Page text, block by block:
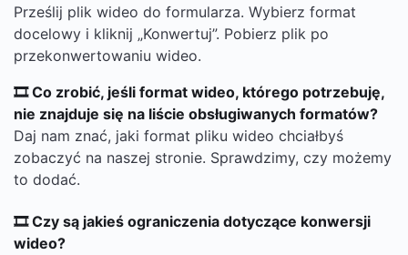
Prześlij plik wideo do formularza. Wybierz format
docelowy i kliknij „Konwertuj”. Pobierz plik po
przekonwertowaniu wideo.
🎞 Co zrobić, jeśli format wideo, którego potrzebuję,
nie znajduje się na liście obsługiwanych formatów?
Daj nam znać, jaki format pliku wideo chciałbyś
zobaczyć na naszej stronie. Sprawdzimy, czy możemy
to dodać.
🎞 Czy są jakieś ograniczenia dotyczące konwersji
wideo?